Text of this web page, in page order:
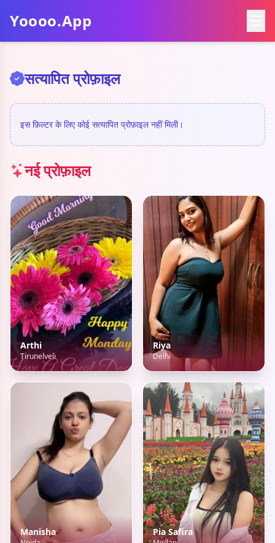
Yoooo.App
सत्यापित प्रोफ़ाइल
इस फ़िल्टर के लिए कोई सत्यापित प्रोफ़ाइल नहीं मिली।
नई प्रोफ़ाइल
Arthi
Tirunelveli
Riya
Delhi
Manisha Pia Safira